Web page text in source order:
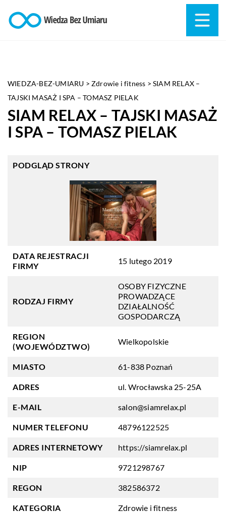
WIEDZA-BEZ-UMIARU >Zdrowie i fitness >SIAM RELAX –
TAJSKI MASAŻ I SPA – TOMASZ PIELAK
SIAM RELAX – TAJSKI MASAŻ
I SPA – TOMASZ PIELAK
PODGLĄD STRONY
DATA REJESTRACJI
FIRMY
15 lutego 2019
RODZAJ FIRMY
OSOBY FIZYCZNE
PROWADZĄCE
DZIAŁALNOŚĆ
GOSPODARCZĄ
REGION
(WOJEWÓDZTWO)
Wielkopolskie
MIASTO 61-838 Poznań
ADRES ul. Wrocławska 25-25A
E-MAIL salon@siamrelax.pl
NUMER TELEFONU 48796122525
ADRES INTERNETOWY https://siamrelax.pl
NIP 9721298767
REGON 382586372
KATEGORIA Zdrowie i fitness